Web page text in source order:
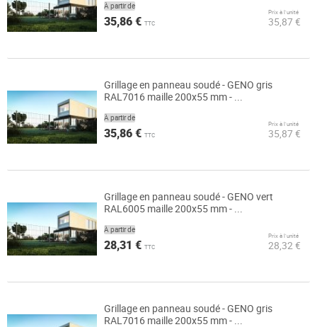
À partir de
35,86 € TTC
Prix à l’unité
35,87 €
Grillage en panneau soudé - GENO gris
RAL7016 maille 200x55 mm - ...
À partir de
35,86 € TTC
Prix à l’unité
35,87 €
Grillage en panneau soudé - GENO vert
RAL6005 maille 200x55 mm - ...
À partir de
28,31 € TTC
Prix à l’unité
28,32 €
Grillage en panneau soudé - GENO gris
RAL7016 maille 200x55 mm - ...